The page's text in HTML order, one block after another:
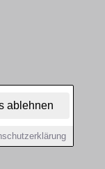
ablehnen